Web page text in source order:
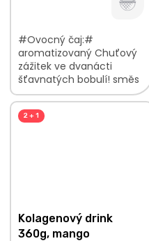
#Ovocný čaj:#
aromatizovaný Chuťový
zážitek ve dvanácti
šťavnatých bobulí! směs
plná lahodných plodů
osvěžující, ovocná chuť
lahodná vůně bobulí V...
2 + 1
Kolagenový drink
360g, mango